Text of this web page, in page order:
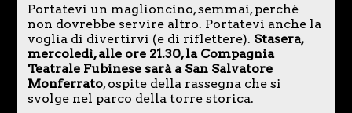
Portatevi un maglioncino, semmai, perché
non dovrebbe servire altro. Portatevi anche la
voglia di divertirvi (e di riflettere). Stasera,
mercoledì, alle ore 21.30, la Compagnia
Teatrale Fubinese sarà a San Salvatore
Monferrato, ospite della rassegna che si
svolge nel parco della torre storica.